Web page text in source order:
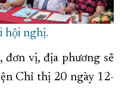
hội nghị.
đơn vị, địa phương sẽ
Chỉ thị 20 ngày 12-